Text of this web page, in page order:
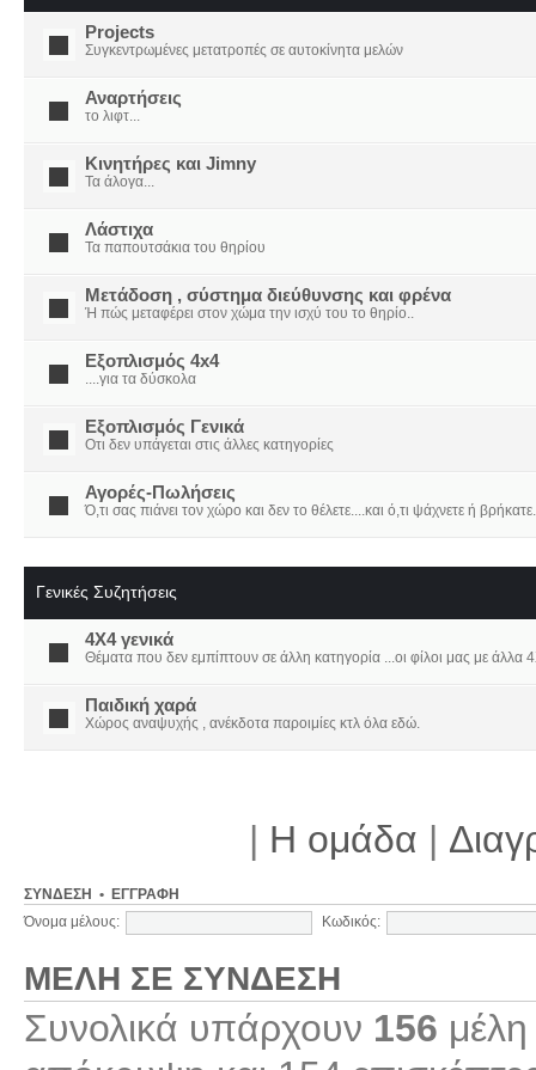
Projects
Συγκεντρωμένες μετατροπές σε αυτοκίνητα μελών
Αναρτήσεις
το λιφτ...
Κινητήρες και Jimny
Τα άλογα...
Λάστιχα
Τα παπουτσάκια του θηρίου
Μετάδοση , σύστημα διεύθυνσης και φρένα
Ή πώς μεταφέρει στον χώμα την ισχύ του το θηρίο..
Εξοπλισμός 4x4
....για τα δύσκολα
Εξοπλισμός Γενικά
Οτι δεν υπάγεται στις άλλες κατηγορίες
Αγορές-Πωλήσεις
Ό,τι σας πιάνει τον χώρο και δεν το θέλετε....και ό,τι ψάχνετε ή
Γενικές Συζητήσεις
4X4 γενικά
Θέματα που δεν εμπίπτουν σε άλλη κατηγορία ...οι φίλοι μας με άλλα
Παιδική χαρά
Χώρος αναψυχής , ανέκδοτα παροιμίες κτλ όλα εδώ.
| Η ομάδα |
ΣΎΝΔΕΣΗ • ΕΓΓΡΑΦΉ
Όνομα μέλους: Κωδικός:
ΜΈΛΗ ΣΕ ΣΎΝΔΕΣΗ
Συνολικά υπάρχουν 156